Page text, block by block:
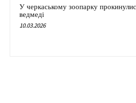
У черкаському зоопарку
ведмеді
10.03.2026